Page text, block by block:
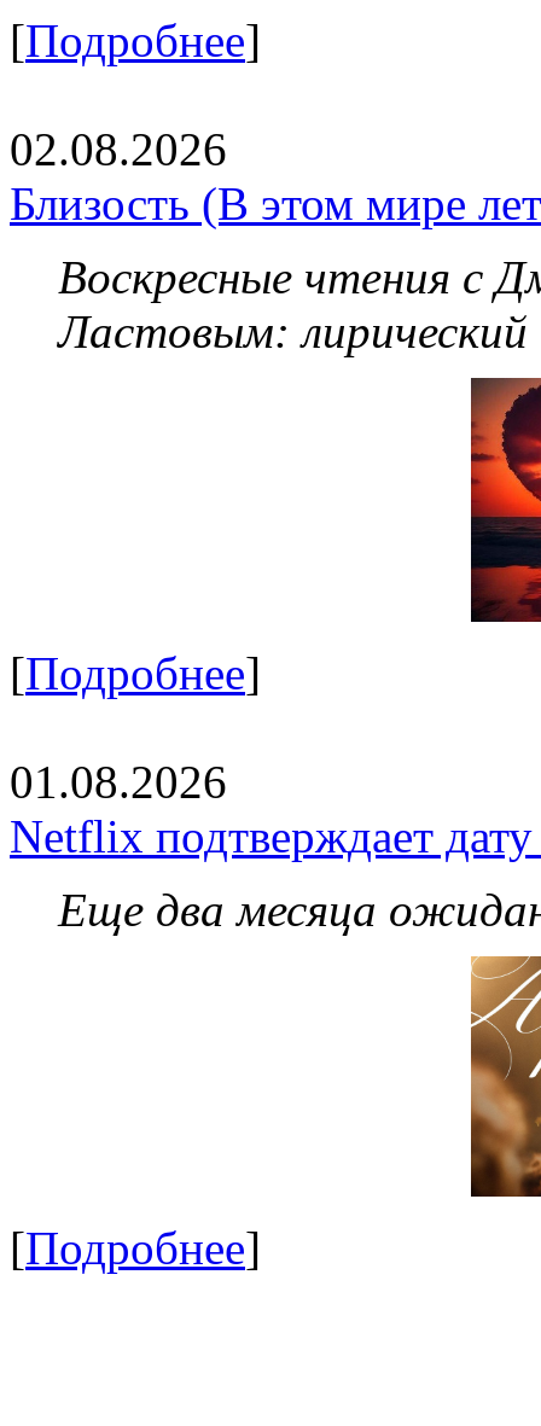
[Подробнее]
02.08.2026
Близость (В этом мире
Воскресные чтения с
Ластовым:
[Подробнее]
01.08.2026
Netflix подтверждает
Еще два месяца
[Подробнее]